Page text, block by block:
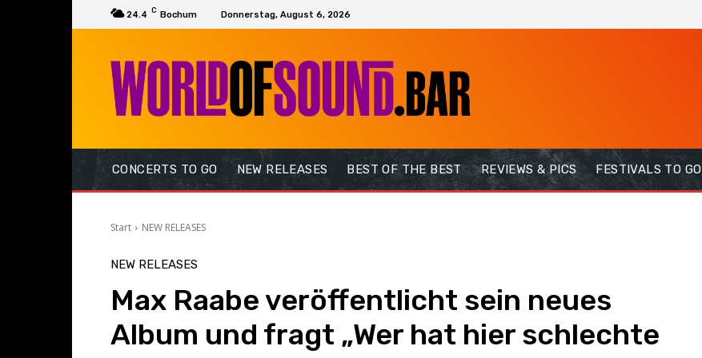
24.4 C Bochum Donnerstag, August 6, 2026
CONCERTS TO GO NEW RELEASES BEST OF THE BEST REVIEWS & PICS FESTIVALS TO GO
Start NEW RELEASES
NEW RELEASES
Max Raabe veröffentlicht sein neues
Album und fragt „Wer hat hier schlechte